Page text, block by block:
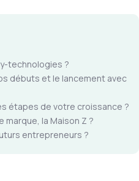
technologies ?
débuts et le lancement avec
étapes de votre croissance ?
la Maison Z ?
entrepreneurs ?